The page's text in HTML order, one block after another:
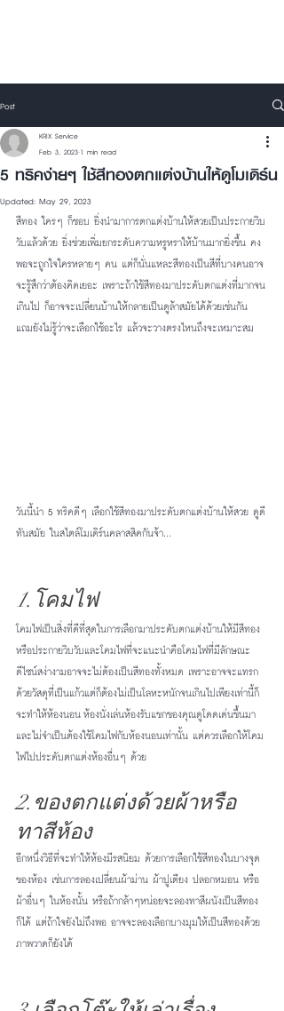
Post
5 ทริคง่ายๆ ใช้สีทองตกแต่งบ้านให้ดูโมเดิร์น
KRIX Service
Feb 3, 2023 1 min read
Updated: May 29, 2023
สีทอง ใครๆ ก็ชอบ ยิ่งนำมาการตกแต่งบ้านให้สวยเป็นประกายวิบ
วับแล้วด้วย ยิ่งช่วยเพิ่มยกระดับความหรูหราให้บ้านมากยิ่งขึ้น คง
พอจะถูกใจใครหลายๆ คน แต่ก็นั่นแหละสีทองเป็นสีที่บางคนอาจ
จะรู้สึกว่าต้องคิดเยอะ เพราะถ้าใช้สีทองมาประดับตกแต่งที่มากจน
เกินไป ก็อาจจะเปลี่ยนบ้านให้กลายเป็นดูล้าสมัยได้ด้วยเช่นกัน
แถมยังไม่รู้ว่าจะเลือกใช้อะไร แล้วจะวางตรงไหนถึงจะเหมาะสม
วันนี้นำ 5 ทริคดีๆ เลือกใช้สีทองมาประดับตกแต่งบ้านให้สวย ดูดี
ทันสมัย ในสไตล์โมเดิร์นคลาสสิคกันจ้า...
1.โคมไฟ
โคมไฟเป็นสิ่งที่ดีที่สุดในการเลือกมาประดับตกแต่งบ้านให้มีสีทอง
หรือประกายวิบวับและโคมไฟที่จะแนะนำคือโคมไฟที่มีลักษณะ
ดีไซน์สง่างามอาจจะไม่ต้องเป็นสีทองทั้งหมด เพราะอาจจะแทรก
ด้วยวัสดุที่เป็นแก้วแต่ก็ต้องไม่เป็นโลหะหนักจนเกินไปเพียงเท่านี้ก็
จะทำให้ห้องนอน ห้องนั่งเล่นห้องรับแขกของคุณดูโดดเด่นขึ้นมา
และไม่จำเป็นต้องใช้โคมไฟกับห้องนอนเท่านั้น แต่ควรเลือกให้โคม
ไฟไปประดับตกแต่งห้องอื่นๆ ด้วย
2.ของตกแต่งด้วยผ้าหรือ
ทาสีห้อง
อีกหนึ่งวิธีที่จะทำให้ห้องมีรสนิยม ด้วยการเลือกใช้สีทองในบางจุด
ของห้อง เช่นการลองเปลี่ยนผ้าม่าน ผ้าปูเตียง ปลอกหมอน หรือ
ผ้าอื่นๆ ในห้องนั้น หรือถ้ากล้าๆหน่อยจะลองทาสีผนังเป็นสีทอง
ก็ได้ แต่ถ้าใจยังไม่ถึงพอ อาจจะลองเลือกบางมุมให้เป็นสีทองด้วย
ภาพวาดก็ยังได้